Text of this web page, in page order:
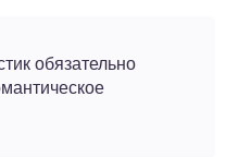
обязательно